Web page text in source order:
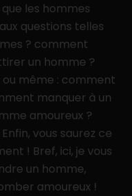
les hommes
questions telles
? comment
un homme ?
même : comment
manquer à un
amoureux ?
vous saurez ce
! Bref, ici, je vous
un homme,
amoureux !